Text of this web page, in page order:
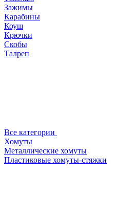
Зажимы
Карабины
Коуш
Крючки
Скобы
Талреп
Все категории
Хомуты
Металлические хомуты
Пластиковые хомуты-стяжки